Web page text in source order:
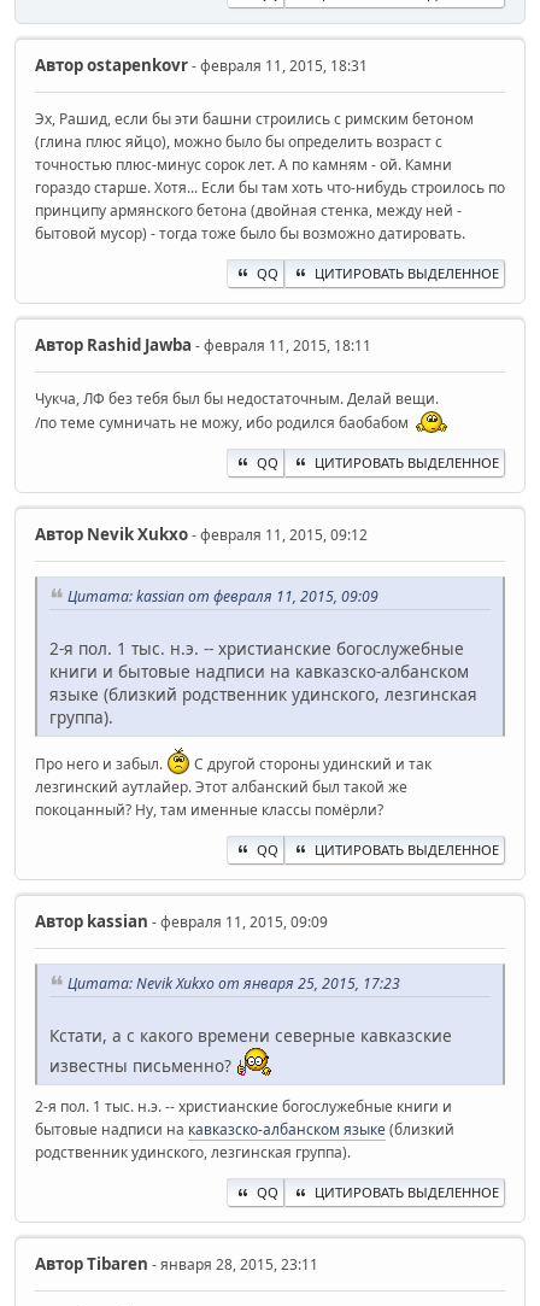
Авторostapenkovr- февраля 11, 2015, 18:31
Эх, Рашид, если бы эти башни строились с римским бетоном
(глина плюс яйцо), можно было бы определить возраст с
точностью плюс-минус сорок лет. А по камням - ой. Камни
гораздо старше. Хотя... Если бы там хоть что-нибудь строилось по
принципу армянского бетона (двойная стенка, между ней -
бытовой мусор) - тогда тоже было бы возможно датировать.
QQ ЦИТИРОВАТЬ ВЫДЕЛЕННОЕ
Автор Rashid Jawba - февраля 11, 2015, 18:11
Чукча, ЛФ без тебя был бы недостаточным. Делай вещи.
/по теме сумничать не можу, ибо родился баобабом
QQ ЦИТИРОВАТЬ ВЫДЕЛЕННОЕ
Автор Nevik Xukxo- февраля 11, 2015, 09:12
Цитата: kassian от февраля 11, 2015, 09:09
2-я пол. 1 тыс. н.э. -- христианские богослужебные
книги и бытовые надписи на кавказско-албанском
языке (близкий родственник удинского, лезгинская
группа).
Про него и забыл.
С другой стороны удинский и так
лезгинский аутлайер. Этот албанский был такой же
покоцанный? Ну, там именные классы помёрли?
QQ ЦИТИРОВАТЬ ВЫДЕЛЕННОЕ
Автор kassian - февраля 11, 2015, 09:09
Цитата: Nevik Xukxo от января 25, 2015, 17:23
Кстати, а с какого времени северные кавказские
известны письменно?
2-я пол. 1 тыс. н.э. -- христианские богослужебные книги и
бытовые надписи на кавказско-албанском языке(близкий
родственник удинского, лезгинская группа).
QQ ЦИТИРОВАТЬ ВЫДЕЛЕННОЕ
АвторTibaren - января 28, 2015, 23:11